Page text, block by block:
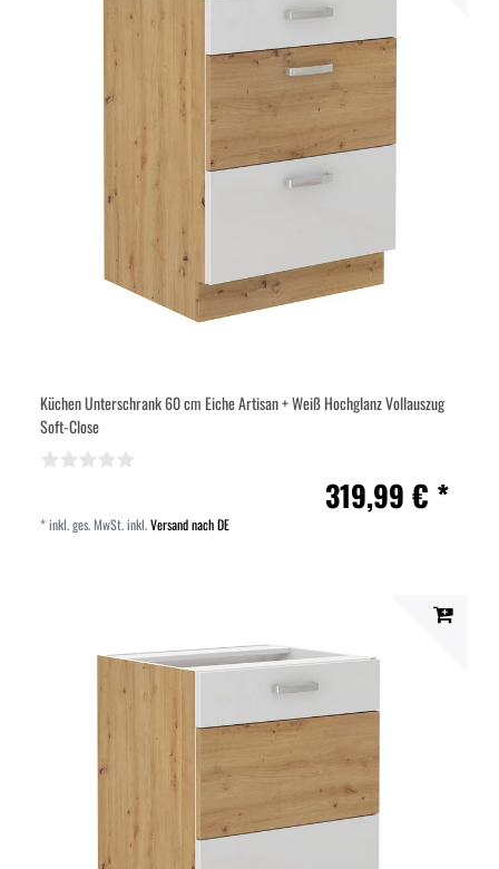
Küchen Unterschrank 60 cm Eiche Artisan + Weiß Hochglanz Vollauszug
Soft-Close
319,99 € *
*inkl. ges. MwSt.inkl.Versand nach DE